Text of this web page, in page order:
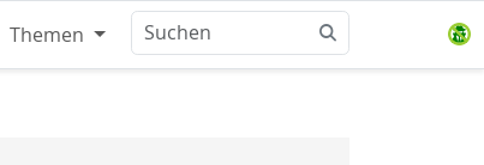
Themen